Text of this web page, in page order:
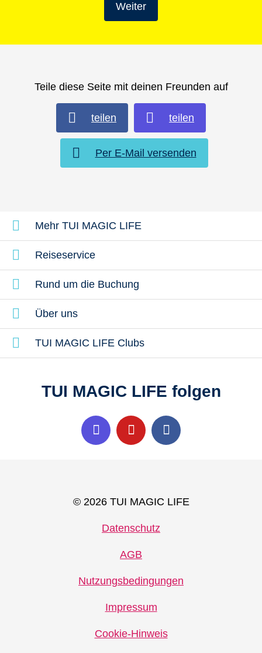
Weiter
Teile diese Seite mit deinen Freunden auf
teilen teilen
Per E-Mail versenden
Mehr TUI MAGIC LIFE
Reiseservice
Rund um die Buchung
Über uns
TUI MAGIC LIFE Clubs
TUI MAGIC LIFE folgen
© 2026 TUI MAGIC LIFE
Datenschutz
AGB
Nutzungsbedingungen
Impressum
Cookie-Hinweis